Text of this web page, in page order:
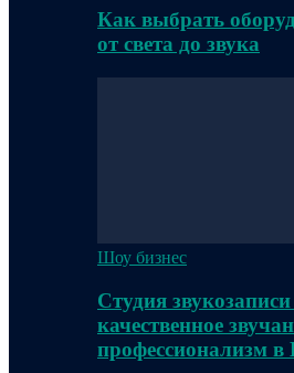
Как выбрать
от света до звука
Шоу бизнес
Студия
качественное
профессионализм в